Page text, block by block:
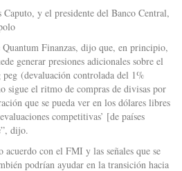
y el presidente del Banco Central,
Quantum Finanzas, dijo que, en principio,
generar presiones adicionales sobre el
(devaluación controlada del 1%
sigue el ritmo de compras de divisas por
que se pueda ver en los dólares libres
competitivas’ [de países
dijo.
acuerdo con el FMI y las señales que se
podrían ayudar en la transición hacia